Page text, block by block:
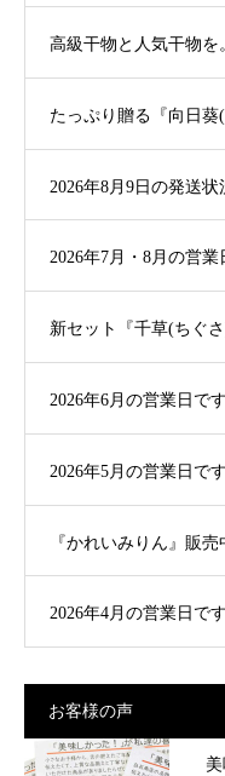
高級干物と人気干物を
たっぷり贈る『向日葵
2026年8月9日の発送状
2026年7月・8月の営業
新セット『千草(ちぐ
2026年6月の営業日です
2026年5月の営業日です
『かれいみりん』販売
2026年4月の営業日です
お客様の声